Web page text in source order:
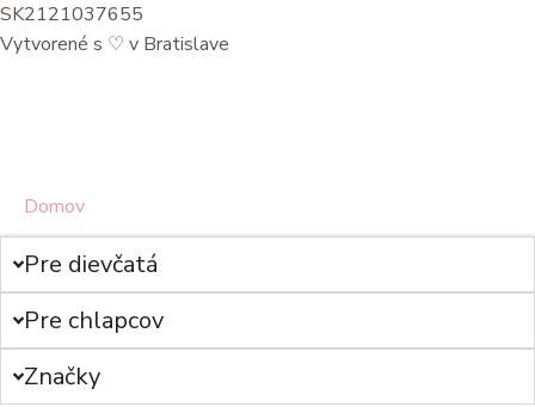
SK2121037655
Vytvorené s ♡ v Bratislave
Domov
Pre dievčatá
Pre chlapcov
Značky